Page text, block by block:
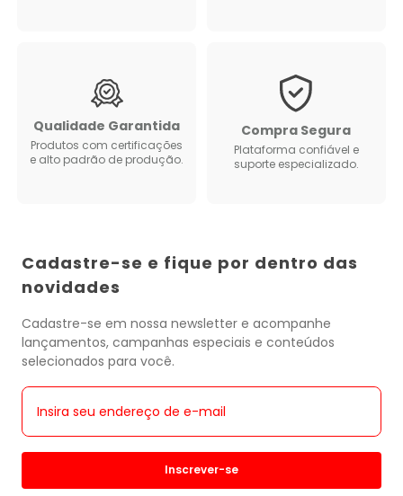
Qualidade Garantida
Produtos com certificações
e alto padrão de produção.
Compra Segura
Plataforma confiável e
suporte especializado.
Cadastre-se e fique por dentro das
novidades
Cadastre-se em nossa newsletter e acompanhe
lançamentos, campanhas especiais e conteúdos
selecionados para você.
Inscrever-se